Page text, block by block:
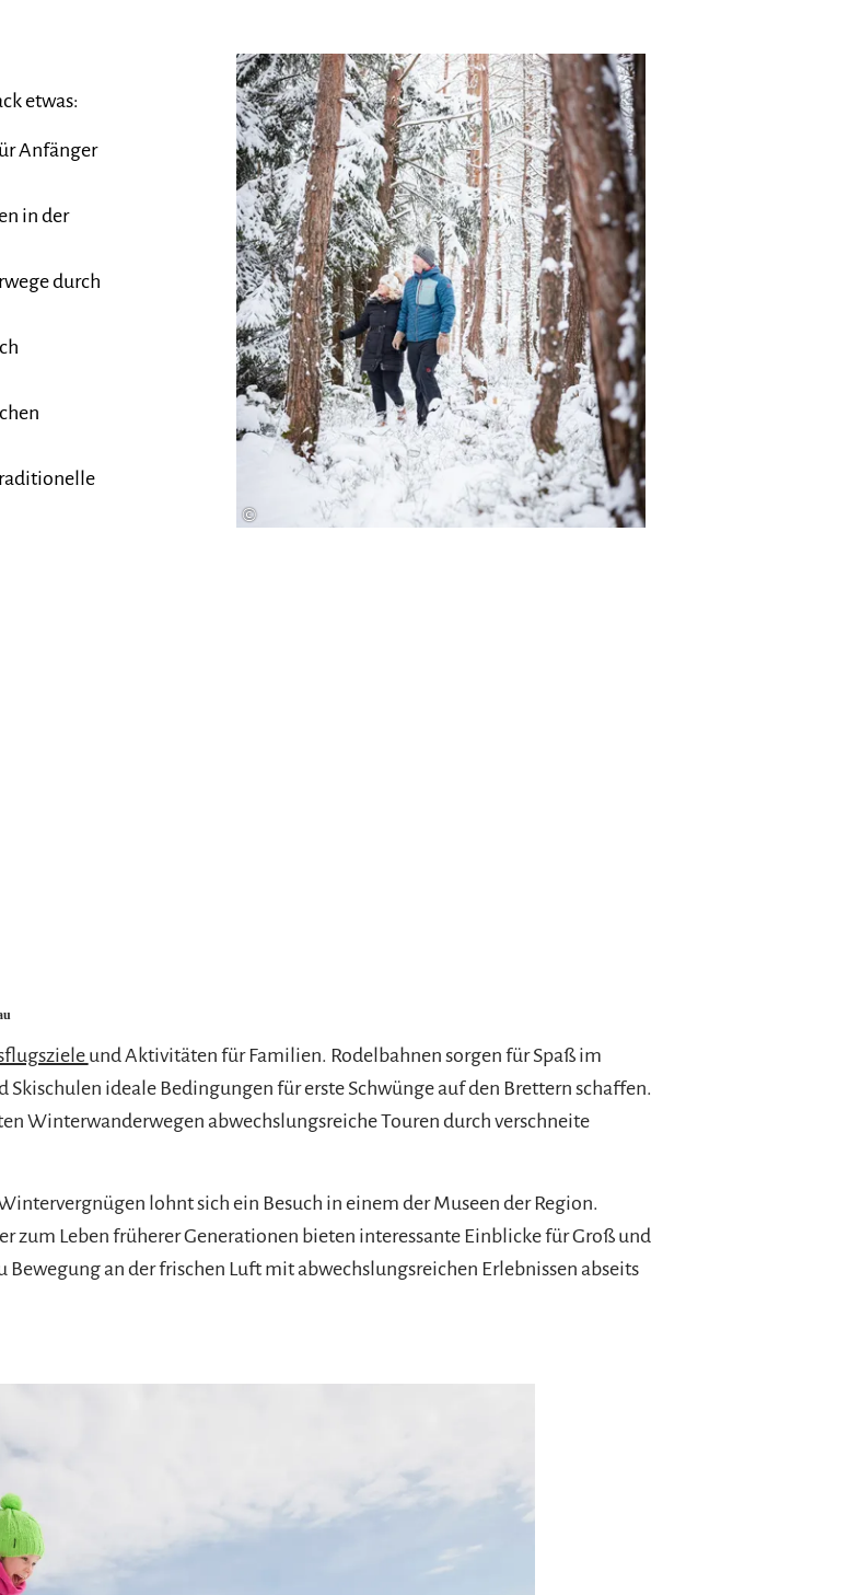
etwas:
Anfänger
in der
durch
©
und Aktivitäten für Familien. Rodelbahnen sorgen für Spaß im
ideale Bedingungen für erste Schwünge auf den Brettern schaffen.
Winterwanderwegen abwechslungsreiche Touren durch verschneite
lohnt sich ein Besuch in einem der Museen der Region.
zum Leben früherer Generationen bieten interessante Einblicke für Groß und
an der frischen Luft mit abwechslungsreichen Erlebnissen abseits